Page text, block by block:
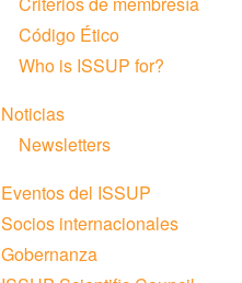
Código Ético
Who is ISSUP for?
Noticias
Newsletters
Eventos del ISSUP
Socios internacionales
Gobernanza